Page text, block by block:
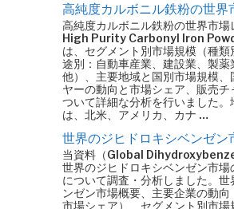
高純度カルボニル鉄粉の世
高純度カルボニル鉄粉の世界市
High Purity Carbonyl Iron
は、セグメント別市場規模（種
途別：自動車産業、建設業、製
他）、主要地域と国別市場規模、
ヤーの動向と市場シェア、販売チ
ついて詳細な分析を行いました
は、北米、アメリカ、カナ …
世界のジヒドロキシベンゼ
当資料（Global
世界のジヒドロキシベンゼン市場
について調査・分析しました。
ンゼン市場概要、主要企業の動向
市場シェア）、セグメント別市場